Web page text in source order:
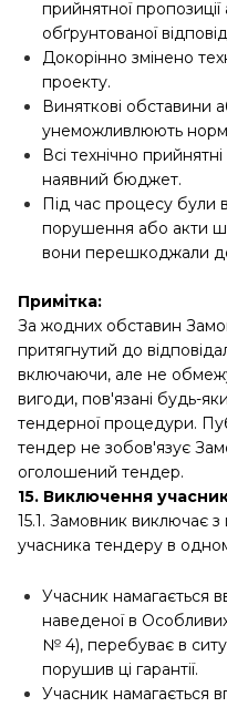
прийнятної
обґрунтованої
Докорінно змінено
проекту.
Виняткові обставини
унеможливлюють
Всі технічно
наявний бюджет.
Під час процесу були
порушення або акти
вони перешкоджали
Примітка:
За жодних обставин
притягнутий до
включаючи, але не
вигоди, пов'язані будь-
тендерної процедури.
тендер не зобов'язує
оголошений тендер.
15. Виключення
15.1. Замовник виключає
учасника тендеру в
Учасник намагається
наведеної в
№ 4), перебуває в
порушив ці гарантії.
Учасник намагається